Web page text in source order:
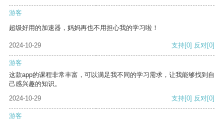
游客
超级好用的加速器，妈妈再也不用担心我的学习啦！
2024-10-29 支持[0] 反对[0]
游客
这款app的课程非常丰富，可以满足我不同的学习需求，让我能够找到自
己感兴趣的知识。
2024-10-29
支持[0] 反对[0]
游客